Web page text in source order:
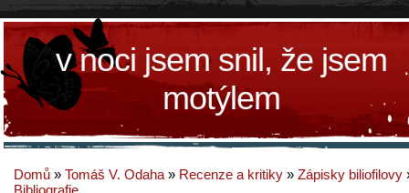
v noci jsem snil, že jsem
motýlem
Domů » Tomáš V. Odaha » Recenze a kritiky » Zápisky biliofilovy
Bibliografie